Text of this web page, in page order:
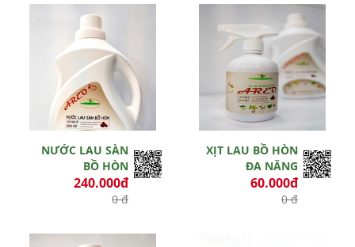
NƯỚC LAU SÀN
BỒ HÒN
240.000đ
0 đ
XỊT LAU BỒ HÒN
ĐA NĂNG
60.000đ
0 đ